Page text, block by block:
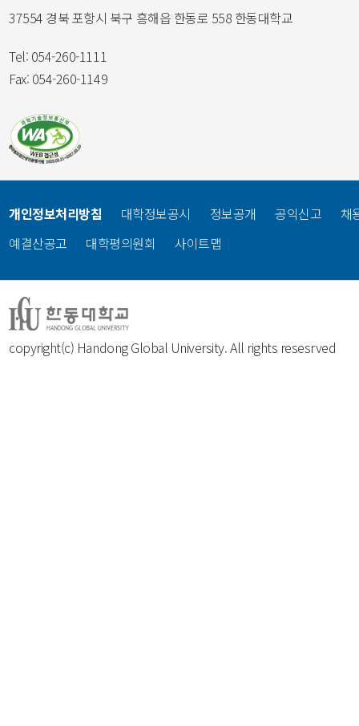
37554 경북 포항시 북구 흥해읍 한동로 558 한동대학교
Tel: 054-260-1111
Fax: 054-260-1149
copyright(c) Handong Global University. All rights resesrved
개인정보처리방침 대학정보공시 정보공개 공익신고
채
예결산공고
대학평의원회 사이트맵